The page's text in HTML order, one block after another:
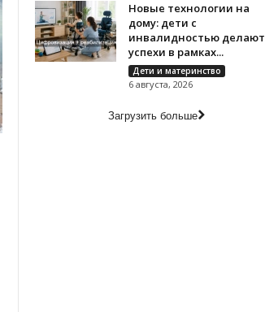
Новые технологии на
дому: дети с
инвалидностью делают
успехи в рамках...
Дети и материнство
6 августа, 2026
Загрузить больше